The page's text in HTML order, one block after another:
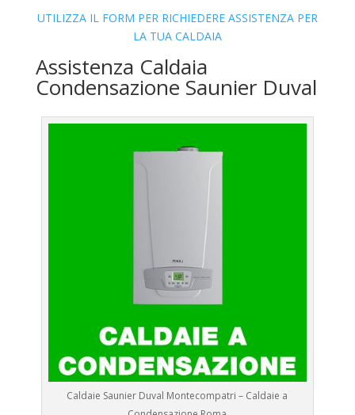
UTILIZZA IL FORM PER RICHIEDERE ASSISTENZA PER
LA TUA CALDAIA
Assistenza Caldaia
Condensazione Saunier Duval
Caldaie Saunier Duval Montecompatri – Caldaie a